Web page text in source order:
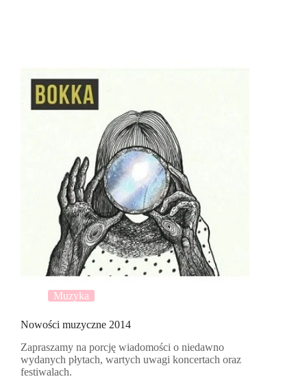
Muzyka
Nowości muzyczne 2014
Zapraszamy na porcję wiadomości o niedawno
wydanych płytach, wartych uwagi koncertach oraz
festiwalach.